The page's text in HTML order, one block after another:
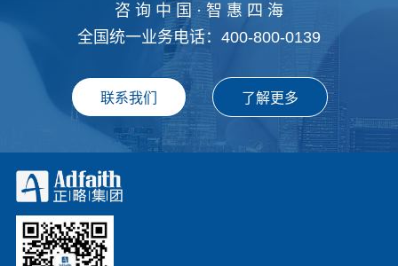
咨 询 中 国 · 智 惠 四 海
全国统一业务电话：400-800-0139